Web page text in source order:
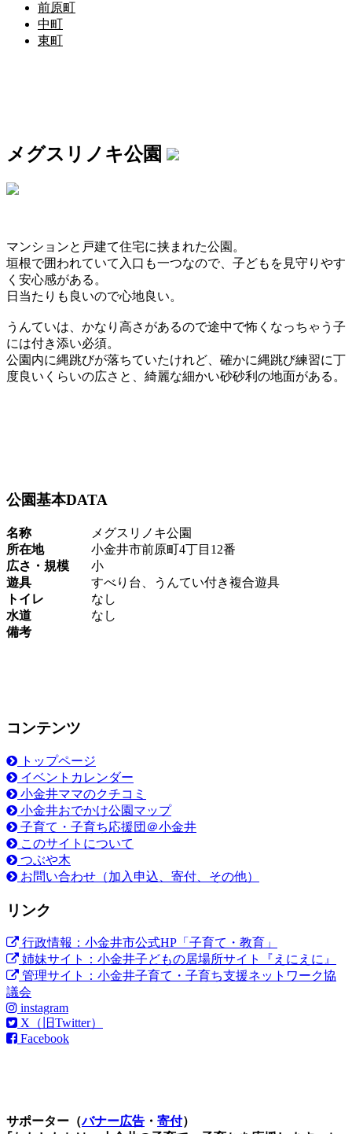
前原町
中町
東町
メグスリノキ公園
マンションと戸建て住宅に挟まれた公園。
垣根で囲われていて入口も一つなので、子どもを見守りやす
く安心感がある。
日当たりも良いので心地良い。
うんていは、かなり高さがあるので途中で怖くなっちゃう子
には付き添い必須。
公園内に縄跳びが落ちていたけれど、確かに縄跳び練習に丁
度良いくらいの広さと、綺麗な細かい砂砂利の地面がある。
公園基本DATA
名称
メグスリノキ公園
所在地
小金井市前原町4丁目12番
広さ・規模
小
遊具
すべり台、うんてい付き複合遊具
トイレ
なし
水道
なし
備考
コンテンツ
トップページ
イベントカレンダー
小金井ママのクチコミ
小金井おでかけ公園マップ
子育て・子育ち応援団＠小金井
このサイトについて
つぶや木
お問い合わせ（加入申込、寄付、その他）
リンク
行政情報：小金井市公式HP「子育て・教育」
姉妹サイト：小金井子どもの居場所サイト『えにえに』
管理サイト：小金井子育て・子育ち支援ネットワーク協
議会
instagram
X（旧Twitter）
Facebook
サポーター（バナー広告 ・ 寄付）